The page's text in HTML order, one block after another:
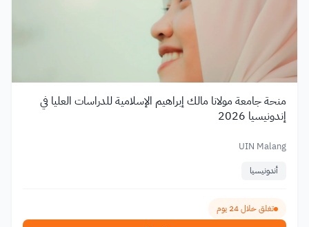
منحة جامعة مولانا مالك إبراهيم الإسلامية للدراسات العليا في
إندونيسيا 2026
UIN Malang
أندونيسيا
تغلق خلال 24 يوم